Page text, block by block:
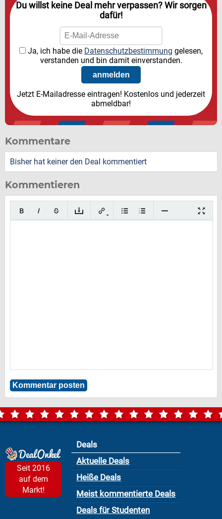
Du willst keine Deal mehr verpassen? Wir sorgen
dafür!
Ja, ich habe die Datenschutzbestimmung gelesen,
verstanden und bin damit einverstanden.
Jetzt E-Mailadresse eintragen! Kostenlos und jederzeit
abmeldbar!
Kommentare
Bisher hat keiner den Deal kommentiert
Kommentieren
Seit 2016
auf dem
Markt!
Deals
Aktuelle Deals
Heiße Deals
Meist kommentierte Deals
Deals für Studenten